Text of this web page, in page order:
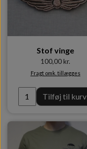
Stof vinge
100,00 kr.
Fragt omk. tillægges
Tilføj til kurv